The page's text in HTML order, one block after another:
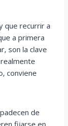
que recurrir a
a primera
son la clave
conviene
de
fijarse en